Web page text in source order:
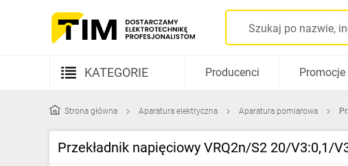
KATEGORIE
Kable i przewody
Rozdzielnice i obudowy
Producenci Promocje
Strona główna Aparatura elektryczna Aparatura pomiarowa
Przekładnik napięciowy VRQ2n/S2 20/V3:0,1/